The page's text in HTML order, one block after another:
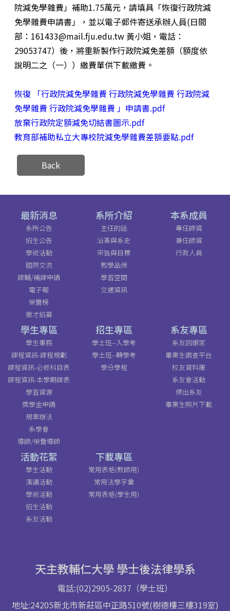
院減免學雜費」補助1.75萬元，請填具「恢復行政院減
免學雜費申請書」，並以電子郵件寄送承辦人員(日間
部：161433@mail.fju.edu.tw 黃小姐，電話：
29053747）後，將重新製作行政院減免差額（額度依
說明二之（一））繳費單供下載繳費。
恢復 「行政院減免學雜費 行政院減免學雜費 行政院減
免學雜費 行政院減免學雜費 」申請書.pdf
放棄行政院定額減免切結書圖示.pdf
教育部補助私立大專校院減免學雜費差額要點.pdf
Back
最新消息
系所公告
招生公告
學術活動
國際交流
課輔/補課申請
電子報
榮譽榜
徵才招募
系所介紹
主任的話
沿革與系史
宗旨與目標
教學品保
學習空間
交通資訊
本系成員
專任師資
兼任師資
行政人員
學生專區
學生事務
課程資訊-課程規劃
課程資訊-必修科目表
課程資訊-本學期課表
學習資源
獎學金申請
規章辦法
系學會
導師/榮譽導師
招生專區
學士班--入學考
學士班--轉學考
學分學程
系友專區
系友回娘家
畢業生調查平台
校友資料庫
系友會活動
傑出系友
畢業生照片下載
活動花絮
學生活動
演講活動
學術活動
招生活動
系友活動
下載專區
常用表格(教師用)
常用法學字彙
常用表格(學生用)
天主教輔仁大學 學士後法律學系
電話:(02)2905-2837（學士班）
地址:24205新北市新莊區中正路510號(樹德樓三樓319室)